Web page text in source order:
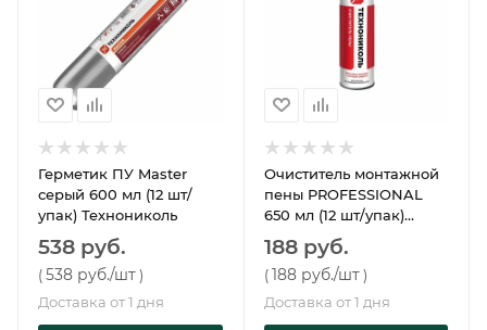
Герметик ПУ Master
серый 600 мл (12 шт/
упак) Технониколь
538 руб.
(538 руб./шт)
Доставка от 1 дня
Очиститель монтажной
пены PROFESSIONAL
650 мл (12 шт/упак)
Технониколь
188 руб.
(188 руб./шт )
Доставка от 1 дня